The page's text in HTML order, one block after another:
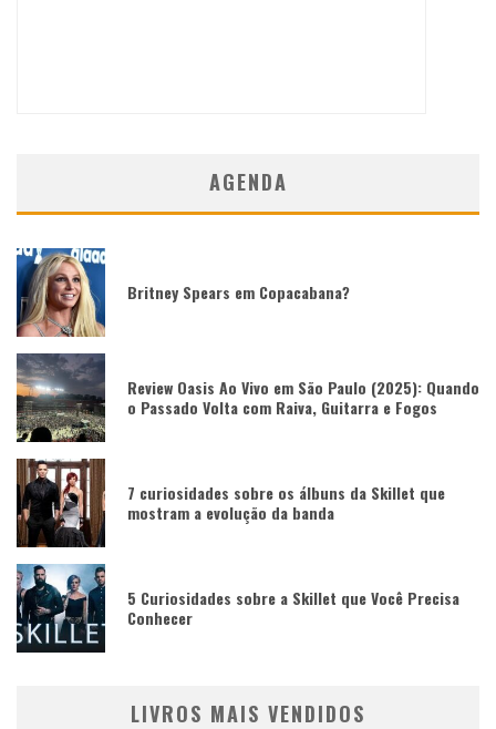
AGENDA
Britney Spears em Copacabana?
Review Oasis Ao Vivo em São Paulo (2025): Quando
o Passado Volta com Raiva, Guitarra e Fogos
7 curiosidades sobre os álbuns da Skillet que
mostram a evolução da banda
5 Curiosidades sobre a Skillet que Você Precisa
Conhecer
LIVROS MAIS VENDIDOS